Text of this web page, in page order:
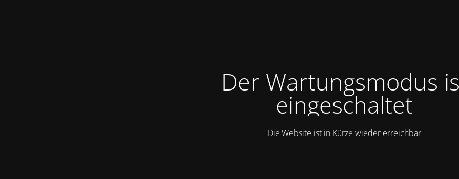
Der Wartungsmodus
eingeschaltet
Die Website ist in Kürze wieder erreichbar